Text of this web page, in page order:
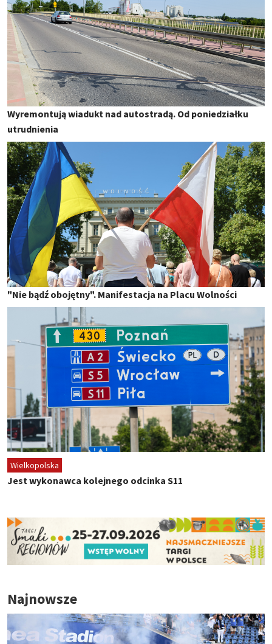
Wyremontują wiadukt nad autostradą. Od poniedziałku
utrudnienia
"Nie bądź obojętny". Manifestacja na Placu Wolności
Wielkopolska
Jest wykonawca kolejnego odcinka S11
Najnowsze